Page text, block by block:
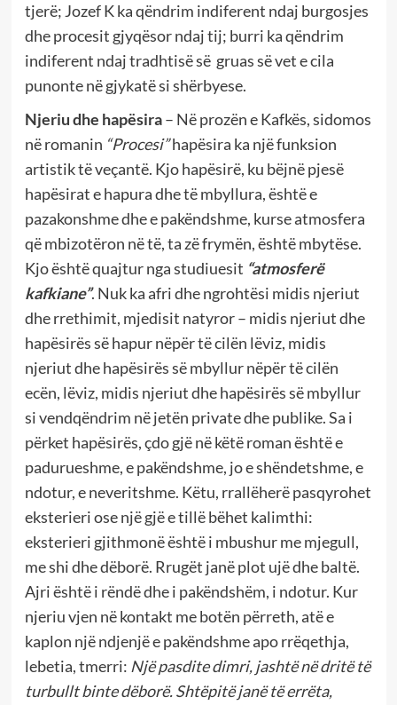
tjerë; Jozef K ka qëndrim indiferent ndaj burgosjes
dhe procesit gjyqësor ndaj tij; burri ka qëndrim
indiferent ndaj tradhtisë së gruas së vet e cila
punonte në gjykatë si shërbyese.
Njeriu dhe hapësira– Në prozën e Kafkës, sidomos
në romanin “Procesi”hapësira ka një funksion
artistik të veçantë. Kjo hapësirë, ku bëjnë pjesë
hapësirat e hapura dhe të mbyllura, është e
pazakonshme dhe e pakëndshme, kurse atmosfera
që mbizotëron në të, ta zë frymën, është mbytëse.
Kjo është quajtur nga studiuesit “atmosferë
kafkiane”. Nuk ka afri dhe ngrohtësi midis njeriut
dhe rrethimit, mjedisit natyror – midis njeriut dhe
hapësirës së hapur nëpër të cilën lëviz, midis
njeriut dhe hapësirës së mbyllur nëpër të cilën
ecën, lëviz, midis njeriut dhe hapësirës së mbyllur
si vendqëndrim në jetën private dhe publike. Sa i
përket hapësirës, çdo gjë në këtë roman është e
padurueshme, e pakëndshme, jo e shëndetshme, e
ndotur, e neveritshme. Këtu, rrallëherë pasqyrohet
eksterieri ose një gjë e tillë bëhet kalimthi:
eksterieri gjithmonë është i mbushur me mjegull,
me shi dhe dëborë. Rrugët janë plot ujë dhe baltë.
Ajri është i rëndë dhe i pakëndshëm, i ndotur. Kur
njeriu vjen në kontakt me botën përreth, atë e
kaplon një ndjenjë e pakëndshme apo rrëqethja,
lebetia, tmerri: Një pasdite dimri, jashtë në dritë të
turbullt binte dëborë. Shtëpitë janë të errëta,